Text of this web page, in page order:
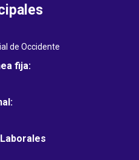
de Occidente
fija: